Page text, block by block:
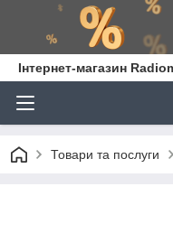
Інтернет-магазин
Товари та послуги